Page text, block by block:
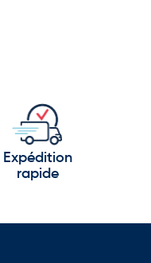
Expédition
rapide